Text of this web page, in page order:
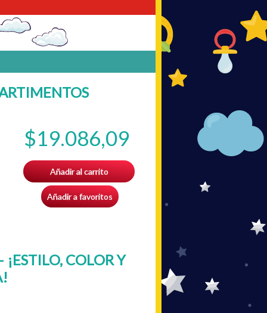
$19.086,09
Añadir al carrito
Añadir a favoritos
COLOR Y